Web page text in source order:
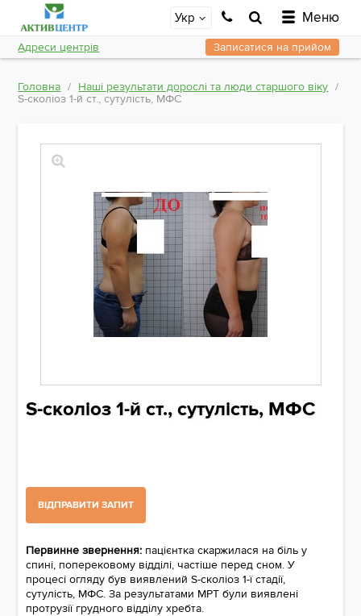
Укр Меню
Адреси центрів Записатися на прийом
Головна
Наші результати дорослі та люди старшого віку
S-сколіоз 1-й ст., сутулість, МФС
S-сколіоз 1-й ст., сутулість, МФС
ВІДПРАВИТИ ЗАПИТ
Первинне звернення: пацієнтка скаржилася на біль у
спині, поперековому відділі, частіше перед сном. У
процесі огляду був виявлений S-сколіоз 1-ї стадії,
сутулість, МФС. За результатами МРТ були виявлені
протрузії грудного відділу хребта.